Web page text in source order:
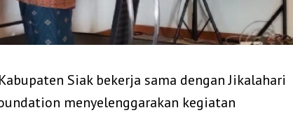
Siak bekerja sama dengan Jikalahari
menyelenggarakan kegiatan